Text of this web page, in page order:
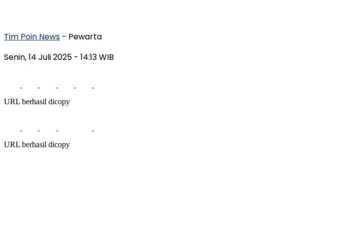
Tim Poin News - Pewarta
Senin, 14 Juli 2025 - 14:13 WIB
URL berhasil dicopy
URL berhasil dicopy